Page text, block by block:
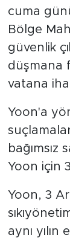
cuma
Bölge
güvenlik
düşmana
vatana
Yoon'a
bağımsız
Yoon için
Yoon, 3
aynı